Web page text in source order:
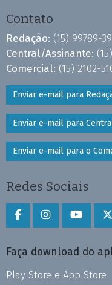
Contato
Redação: (15) 99789-
Central/Assinante:
Comercial: (15) 2102-
Enviar e-mail para
Enviar e-mail para
Enviar e-mail para o
Redes Sociais
Faça download do
Play Store e App Store